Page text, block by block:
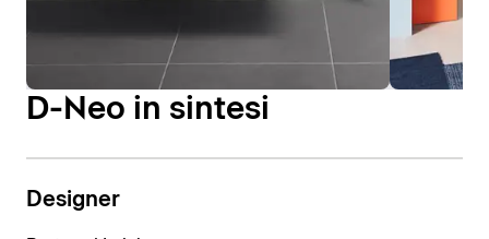
D-Neo in sintesi
Designer